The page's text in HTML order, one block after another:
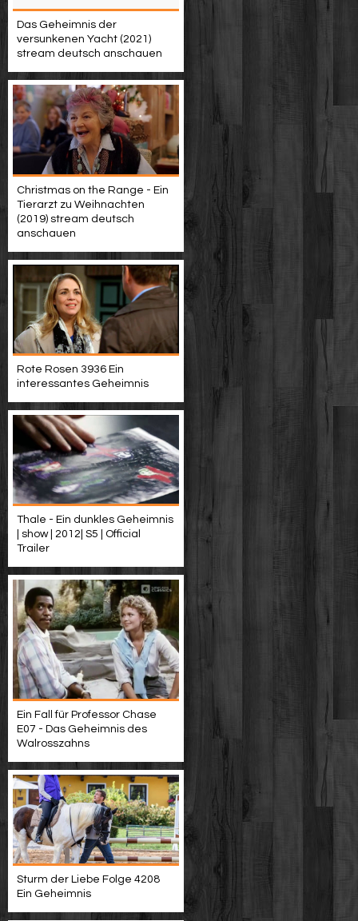
Das Geheimnis der
versunkenen Yacht (2021)
stream deutsch anschauen
Christmas on the Range - Ein
Tierarzt zu Weihnachten
(2019) stream deutsch
anschauen
Rote Rosen 3936 Ein
interessantes Geheimnis
Thale - Ein dunkles Geheimnis
| show | 2012| S5 | Official
Trailer
Ein Fall für Professor Chase
E07 - Das Geheimnis des
Walrosszahns
Sturm der Liebe Folge 4208
Ein Geheimnis